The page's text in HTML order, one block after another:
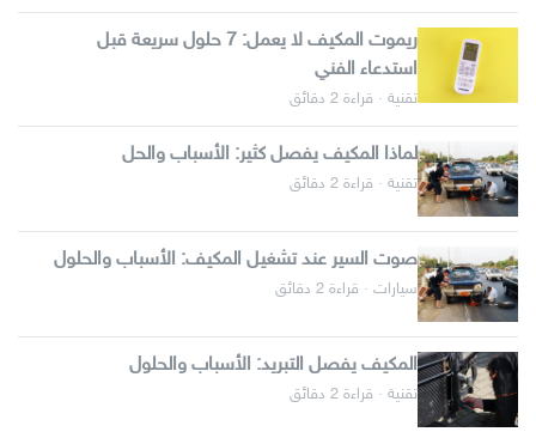
ريموت المكيف لا يعمل: 7 حلول سريعة قبل
استدعاء الفني
تقنية · قراءة 2 دقائق
لماذا المكيف يفصل كثير: الأسباب والحل
تقنية · قراءة 2 دقائق
صوت السير عند تشغيل المكيف: الأسباب والحلول
سيارات · قراءة 2 دقائق
المكيف يفصل التبريد: الأسباب والحلول
تقنية · قراءة 2 دقائق